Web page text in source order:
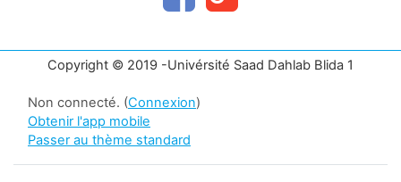
Copyright © 2019 -Univérsité Saad Dahlab Blida 1
Non connecté. (Connexion)
Obtenir l'app mobile
Passer au thème standard